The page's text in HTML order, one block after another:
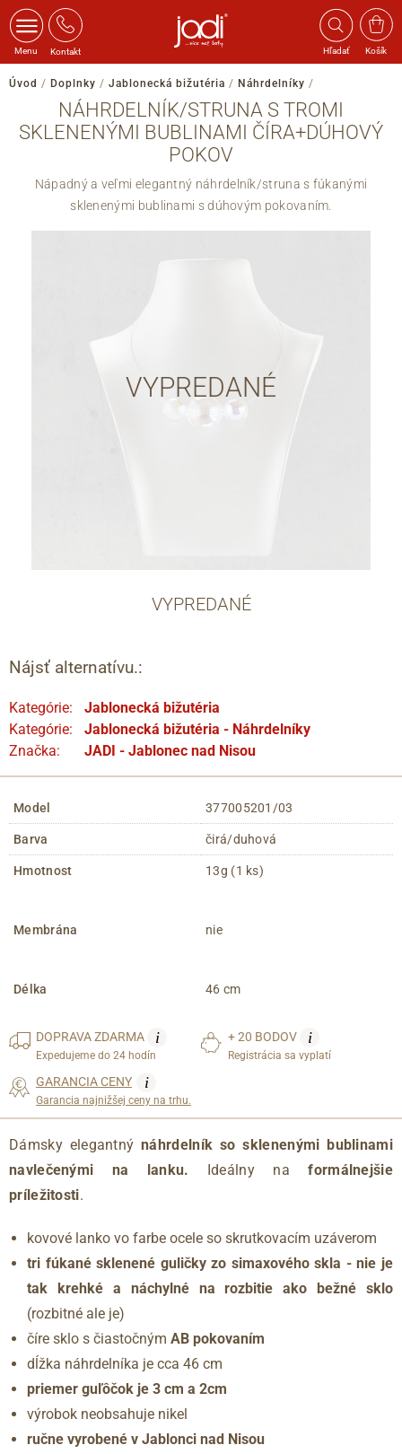
Menu Kontakt Hľadať Košík
Úvod / Doplnky / Jablonecká bižutéria / Náhrdelníky /
NÁHRDELNÍK/STRUNA S TROMI
SKLENENÝMI BUBLINAMI ČÍRA+DÚHOVÝ
POKOV
Nápadný a veľmi elegantný náhrdelník/struna s fúkanými
sklenenými bublinami s dúhovým pokovaním.
VYPREDANÉ
VYPREDANÉ
Nájsť alternatívu.:
Kategórie:
Jablonecká bižutéria
Kategórie:
Jablonecká bižutéria - Náhrdelníky
Značka:
JADI - Jablonec nad Nisou
Model 377005201/03
Barva čirá/duhová
Hmotnost 13g (1 ks)
Membrána nie
Délka 46 cm
DOPRAVAZDARMA i
Expedujeme do 24 hodín
+ 20 BODOV i
Registrácia sa vyplatí
GARANCIA CENY i
Garancia najnižšej ceny na trhu.
Dámsky elegantnýnáhrdelník so sklenenými bublinami
navlečenými na lanku. Ideálny naformálnejšie
príležitosti.
kovové lanko vo farbe ocele so skrutkovacím uzáverom
tri fúkané sklenené guličky zo simaxového skla - nie je
tak krehké a náchylné na rozbitie ako bežné sklo
(rozbitné ale je)
číre sklo s čiastočným AB pokovaním
dĺžka náhrdelníka je cca 46 cm
priemer guľôčok je 3 cm a 2cm
výrobok neobsahuje nikel
ručne vyrobené v Jablonci nad Nisou